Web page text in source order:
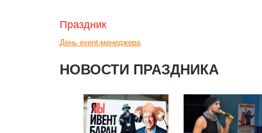
Праздник
День event-менеджера
НОВОСТИ ПРАЗДНИКА